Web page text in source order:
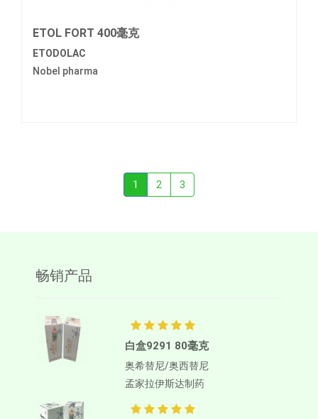
ETOL FORT 400毫克
ETODOLAC
Nobel pharma
1 2 3
畅销产品
白盒9291 80毫克
奥希替尼/奥西替尼
孟家拉伊斯达制药